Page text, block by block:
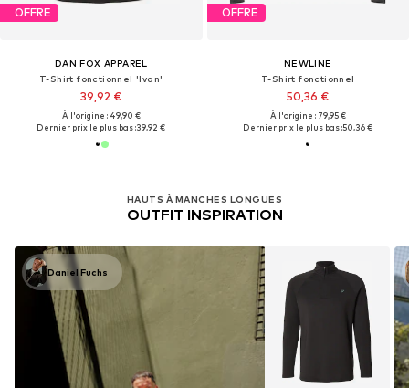
OFFRE
DAN FOX APPAREL
T-Shirt fonctionnel 'Ivan'
39,92 €
À l'origine : 49,90 €
Dernier prix le plus bas :39,92 €
OFFRE
NEWLINE
T-Shirt fonctionnel
50,36 €
À l'origine : 79,95 €
Dernier prix le plus bas :50,36 €
HAUTS À MANCHES LONGUES
OUTFIT INSPIRATION
Daniel Fuchs